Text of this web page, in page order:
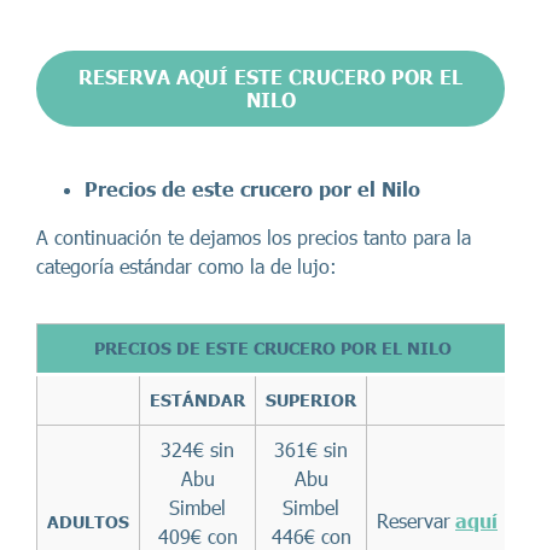
RESERVA AQUÍ ESTE CRUCERO POR EL
NILO
Precios de este crucero por el Nilo
A continuación te dejamos los precios tanto para la
categoría estándar como la de lujo:
PRECIOS DE ESTE CRUCERO POR EL NILO
ESTÁNDAR SUPERIOR
ADULTOS
324€ sin
Abu
Simbel
409€ con
361€ sin
Abu
Simbel
446€ con
Reservar aquí